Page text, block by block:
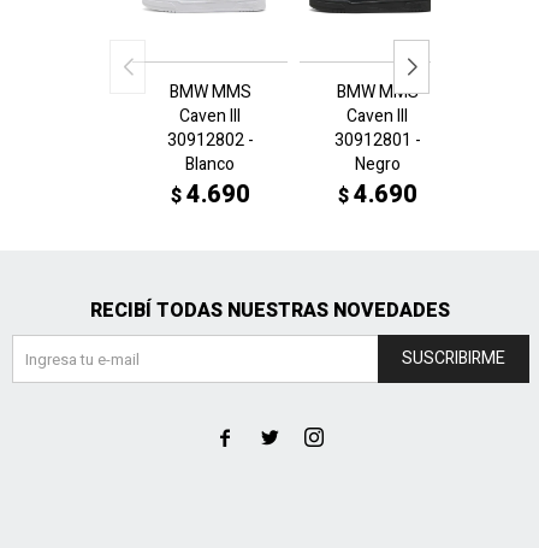
BMW MMS
Caven III
30912802 -
Blanco
$4.690
BMW MMS
Caven III
30912801 -
Negro
$4.690
RECIBÍ TODAS NUESTRAS NOVEDADES
SUSCRIBIRME
  